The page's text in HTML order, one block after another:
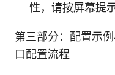
性，请按屏幕提
第三部分：配置示
口配置流程